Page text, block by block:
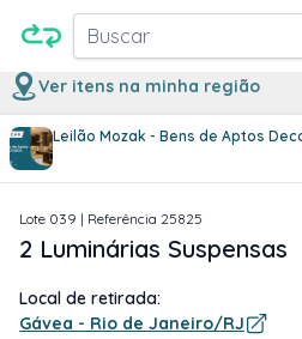
Buscar
Ver itens na minha região
Leilão Mozak - Bens de Aptos
1/2
Lote 039 | Referência 25825
2 Luminárias Suspensas
Local de retirada:
Gávea - Rio de Janeiro/RJ